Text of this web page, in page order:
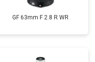
GF 63mm F 2.8 R WR